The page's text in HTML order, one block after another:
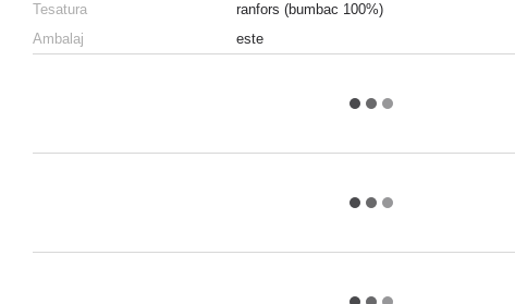
Tesatura
ranfors (bumbac 100%)
Аmbalaj
este